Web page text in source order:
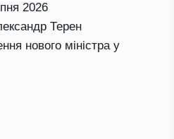
2026
Терен
нового міністра у